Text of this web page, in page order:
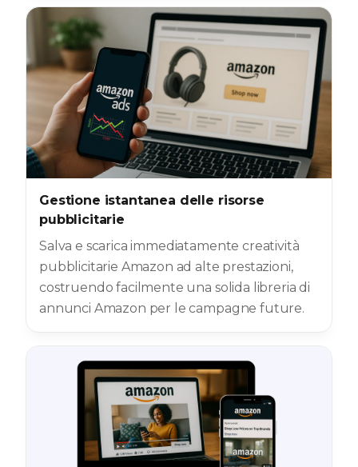
Gestione istantanea delle risorse
pubblicitarie
Salva e scarica immediatamente creatività
pubblicitarie Amazon ad alte prestazioni,
costruendo facilmente una solida libreria di
annunci Amazon per le campagne future.